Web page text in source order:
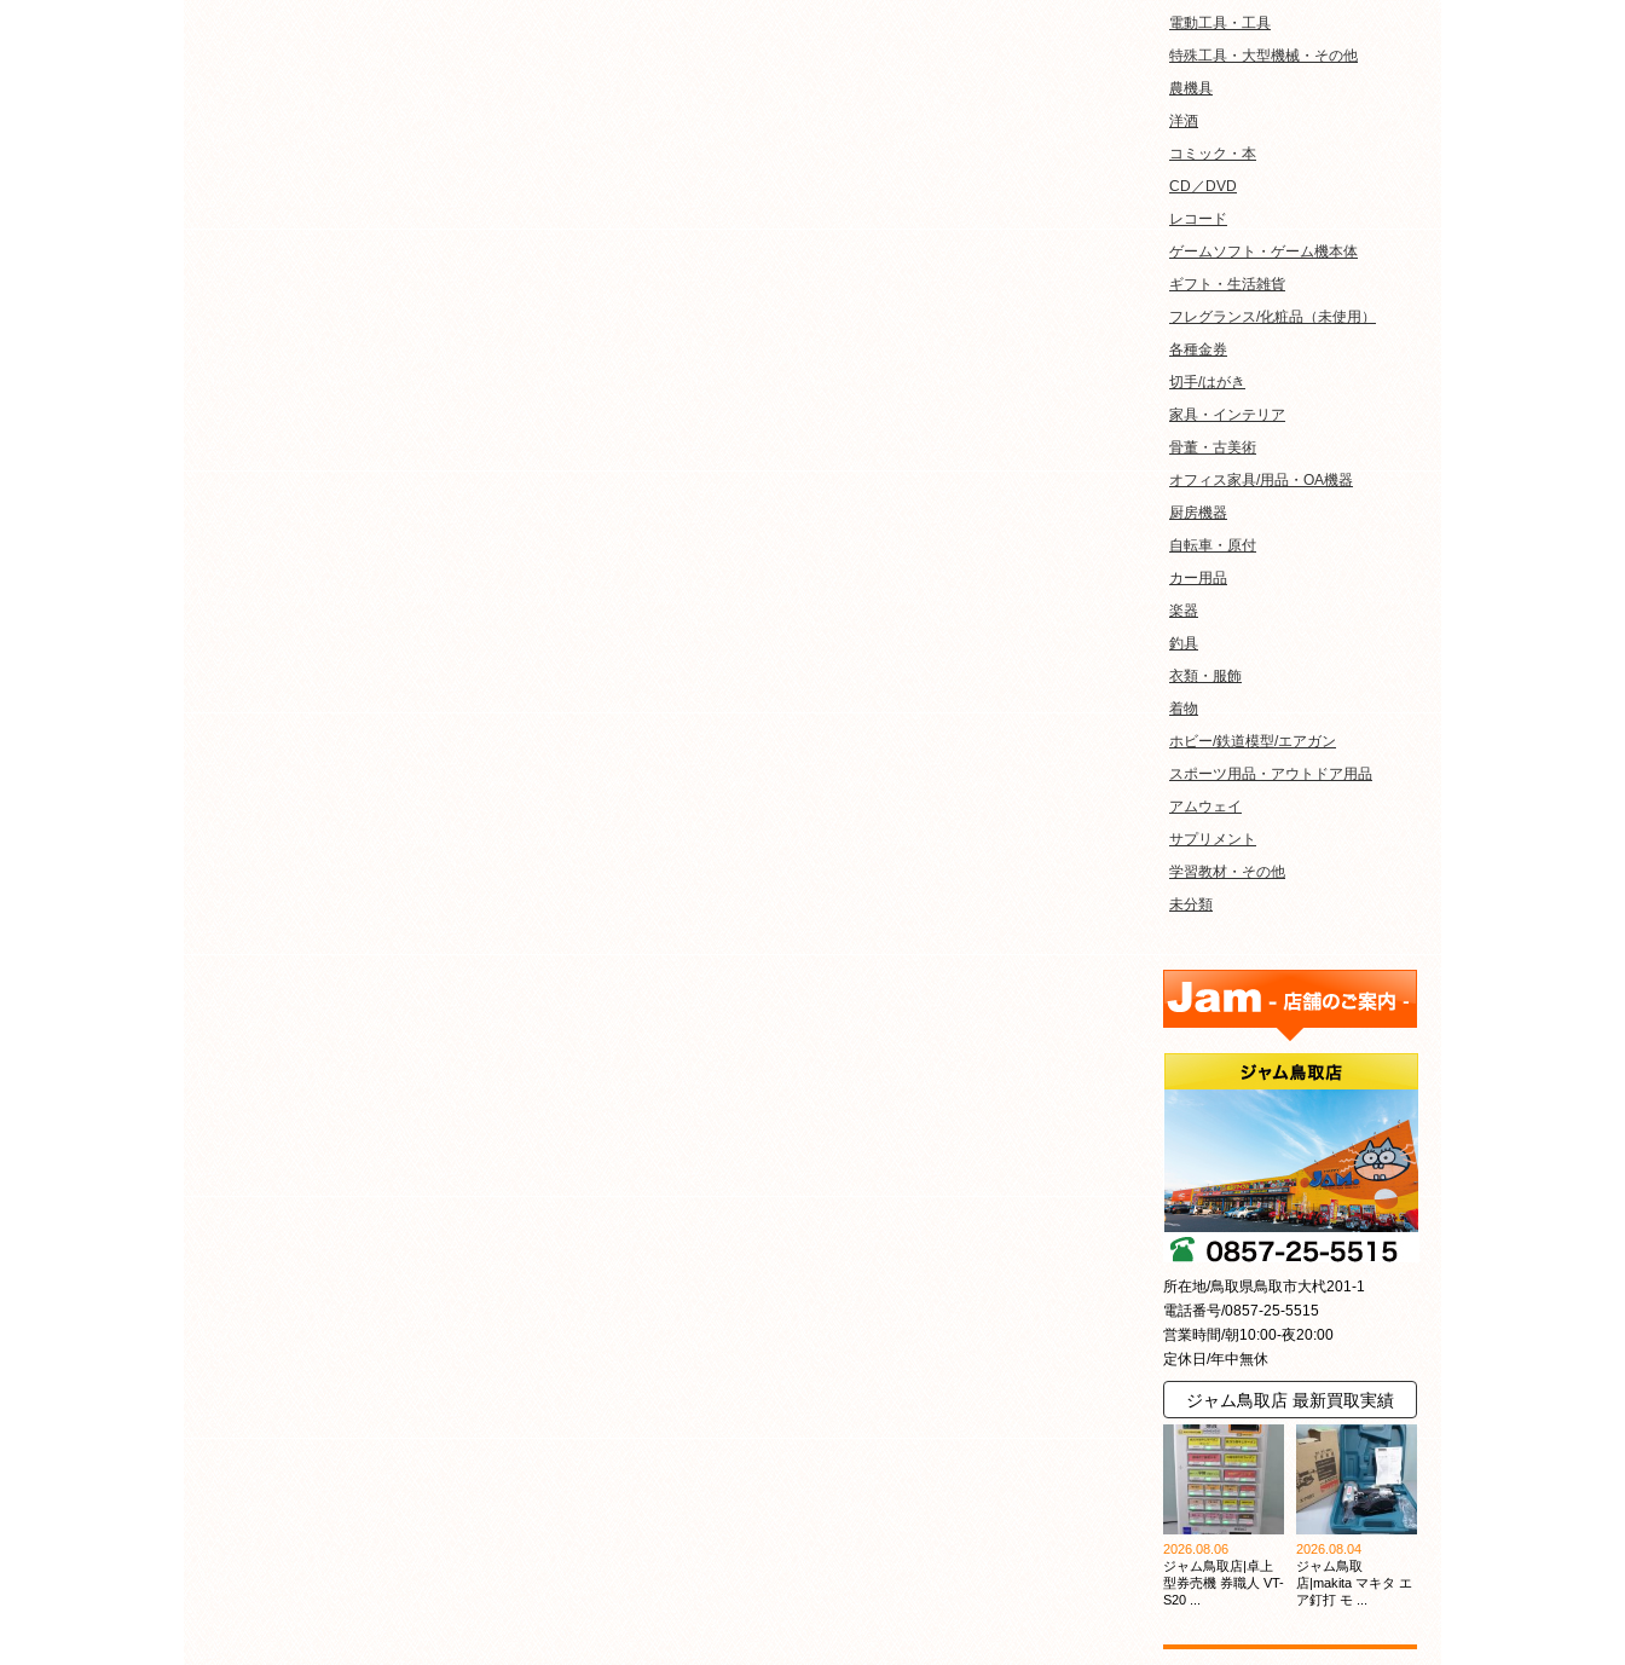
電動工具・工具
特殊工具・大型機械・その他
農機具
洋酒
コミック・本
CD／DVD
レコード
ゲームソフト・ゲーム機本体
ギフト・生活雑貨
フレグランス/化粧品（未使用）
各種金券
切手/はがき
家具・インテリア
骨董・古美術
オフィス家具/用品・OA機器
厨房機器
自転車・原付
カー用品
楽器
釣具
衣類・服飾
着物
ホビー/鉄道模型/エアガン
スポーツ用品・アウトドア用品
アムウェイ
サプリメント
学習教材・その他
未分類
所在地/鳥取県鳥取市大杙201-1
電話番号/0857-25-5515
営業時間/朝10:00-夜20:00
定休日/年中無休
ジャム鳥取店 最新買取実績
2026.08.06
ジャム鳥取店|卓上
型券売機 券職人 VT-
S20 ...
2026.08.04
ジャム鳥取
店|makita マキタ エ
ア釘打 モ ...